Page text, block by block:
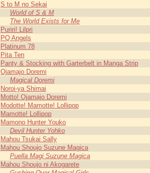
S to M no Sekai
World of S & M
The World Exists for Me
Puriri! Lilpri
PQ Angels
Platinum 78
Pita Ten
Panty & Stocking with Garterbelt in Manga Strip
Ojamajo Doremi
Magical Doremi
Noroi-ya Shimai
Motto! Ojamajo Doremi
Modotte! Mamotte! Lollipop
Mamotte! Lollipop
Mamono Hunter Youko
Devil Hunter Yohko
Mahou Tsukai Sally
Mahou Shoujo Suzune Magica
Puella Magi Suzune Magica
Mahou Shoujo ni Akogarete